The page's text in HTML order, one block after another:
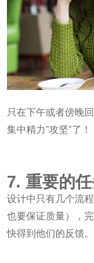
只在下午或者傍晚
集中精力”攻坚”了！
7. 重要的
设计中只有几个流
也要保证质量），
快得到他们的反馈